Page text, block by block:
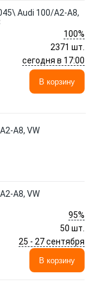
Audi 100/A2-A8,
100%
2371 шт.
сегодня в 17:00
В корзину
A8, VW
A8, VW
95%
50 шт.
25 - 27 сентября
В корзину